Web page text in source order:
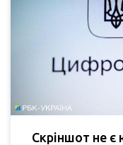
Скріншот не